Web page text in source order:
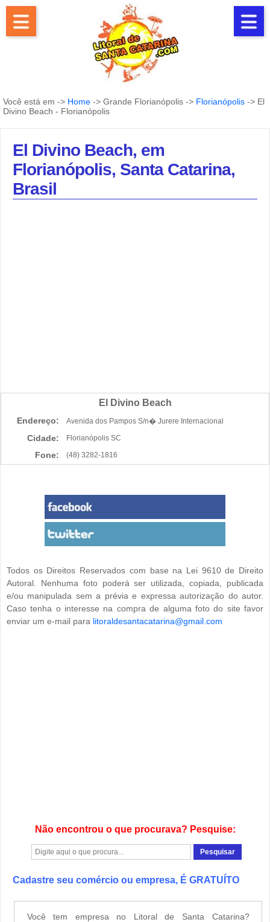
Você está em -> Home -> Grande Florianópolis -> Florianópolis -> El
Divino Beach - Florianópolis
El Divino Beach, em
Florianópolis, Santa Catarina,
Brasil
El Divino Beach
Endereço: Avenida dos Pampos S/n� Jurere Internacional
Cidade: Florianópolis SC
Fone: (48) 3282-1816
Todos os Direitos Reservados com base na Lei 9610 de Direito
Autoral. Nenhuma foto poderá ser utilizada, copiada, publicada
e/ou manipulada sem a prévia e expressa autorização do autor.
Caso tenha o interesse na compra de alguma foto do site favor
enviar um e-mail para litoraldesantacatarina@gmail.com
Não encontrou o que procurava? Pesquise:
Cadastre seu comércio ou empresa, É GRATUÍTO
Você tem empresa no Litoral de Santa Catarina?